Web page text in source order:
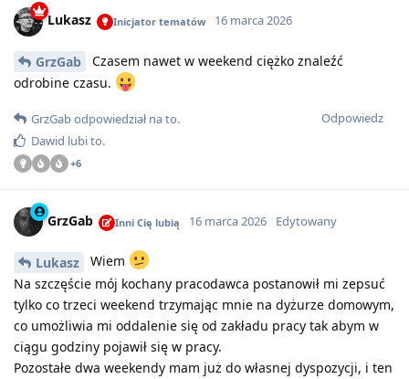
Lukasz Inicjator tematów 16 marca 2026
GrzGab
Czasem nawet w weekend ciężko znaleźć
odrobine czasu.
Odpowiedz
GrzGabodpowiedział na to.
Dawid lubi to.
+6
GrzGab Inni Cię lubią 16 marca 2026 Edytowany
Lukasz
Wiem
Na szczęście mój kochany pracodawca postanowił mi zepsuć
tylko co trzeci weekend trzymając mnie na dyżurze domowym,
co umożliwia mi oddalenie się od zakładu pracy tak abym w
ciągu godziny pojawił się w pracy.
Pozostałe dwa weekendy mam już do własnej dyspozycji, i ten